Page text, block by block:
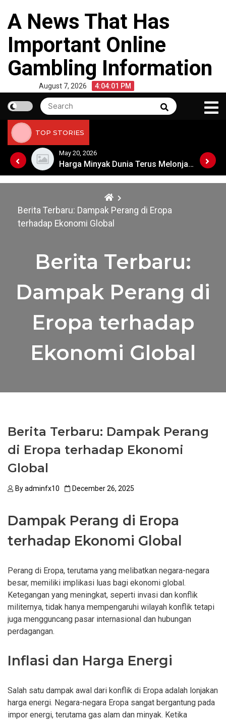
content
A News That Has
Important Online
Gambling Information
August 7, 2026 4:04:01 PM
Search
for:
Search
TOP STORIES
Harga Minyak Dunia Terus Melonjak: Apa Penyebabnya?
May 20, 2026
Harga Minyak Dunia Terus Melonjak: Apa Penyebabnya?
Berita Terbaru: Dampak Perang di Eropa
terhadap Ekonomi Global
Berita Terbaru:
Dampak Perang di
Eropa terhadap
Ekonomi Global
Berita Terbaru: Dampak Perang
di Eropa terhadap Ekonomi
Global
Byadminfx10 December 26, 2025
Dampak Perang di Eropa
terhadap Ekonomi Global
Perang di Eropa, terutama yang melibatkan negara-negara
besar, memiliki implikasi luas bagi ekonomi global.
Ketegangan yang meningkat, seperti invasi dan konflik
militernya, tidak hanya mempengaruhi wilayah konflik tetapi
juga mengguncang pasar internasional dan hubungan
perdagangan.
Inflasi dan Harga Energi
Salah satu dampak awal dari konflik di Eropa adalah lonjakan
harga energi. Negara-negara Eropa sangat bergantung pada
impor energi, terutama gas alam dan minyak. Ketika